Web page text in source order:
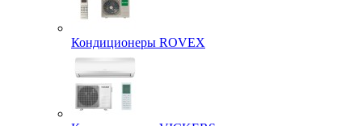
Кондиционеры ROVEX